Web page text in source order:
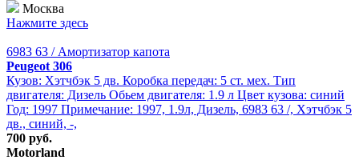
Москва
Нажмите здесь
6983 63 / Амортизатор капота
Peugeot 306
Кузов: Хэтчбэк 5 дв. Коробка передач: 5 ст. мех. Тип
двигателя: Дизель Обьем двигателя: 1.9 л Цвет кузова: синий
Год: 1997 Примечание: 1997, 1.9л, Дизель, 6983 63 /, Хэтчбэк 5
дв., синий, -,
700 руб.
Motorland